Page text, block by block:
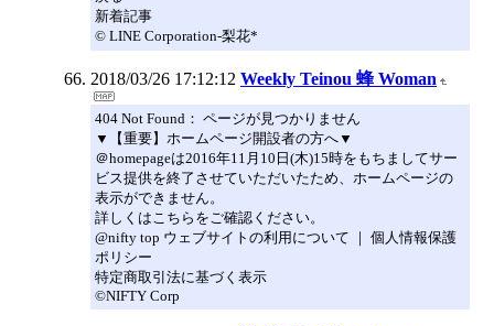
新着記事
© LINE Corporation-梨花*
2018/03/26 17:12:12 Weekly Teinou 蜂 Woman
404 Not Found： ページが見つかりません
▼【重要】ホームページ開設者の方へ▼
＠homepageは2016年11月10日(木)15時をもちましてサー
ビス提供を終了させていただいたため、ホームページの
表示ができません。
詳しくはこちらをご確認ください。
@nifty top ウェブサイトの利用について ｜ 個人情報保護
ポリシー
特定商取引法に基づく表示
©NIFTY Corp